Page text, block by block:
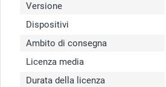
Versione
Dispositivi
Ambito di consegna
Licenza media
Durata della licenza